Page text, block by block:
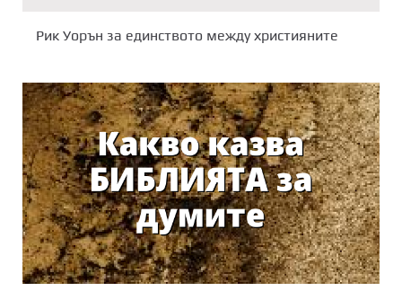
Рик Уорън за единството между християните